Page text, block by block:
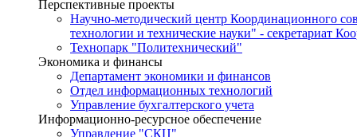
Перспективные проекты
Научно-методический центр Координационного
технологии и технические науки" - секретариат
Технопарк "Политехнический"
Экономика и финансы
Департамент экономики и финансов
Отдел информационных технологий
Управление бухгалтерского учета
Информационно-ресурсное обеспечение
Управление "СКЦ"